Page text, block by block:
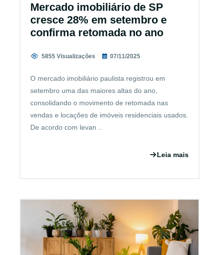
Mercado imobiliário de SP
cresce 28% em setembro e
confirma retomada no ano
5855 Visualizações 07/11/2025
O mercado imobiliário paulista registrou em
setembro uma das maiores altas do ano,
consolidando o movimento de retomada nas
vendas e locações de imóveis residenciais usados.
De acordo com levan ..
Leia mais